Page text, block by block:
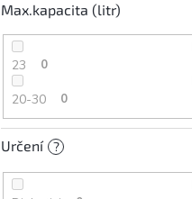
Max.kapacita (litr)
23 0
20-30 0
Určení ?